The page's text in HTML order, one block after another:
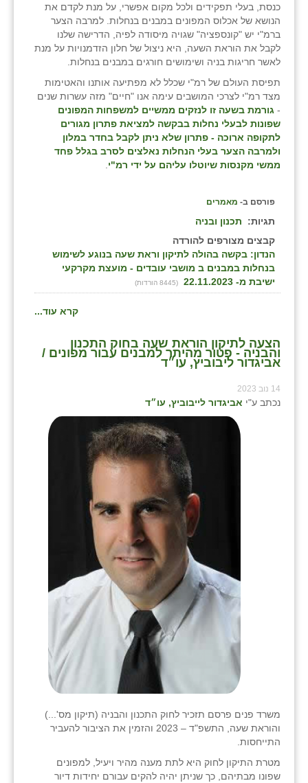
כנסת, בעלי תפקידים ולכל מקום אפשרי, על מנת לקדם את
הנושא של אכלוס המפונים במבנים בנחלות. למרבה הצער
ברמ"י יש "קונספציה" שגויה מיסודה לפיה, הדרישה שלנו
לקבל את הוראת השעה, היא ניצול של חלון הזדמנויות על מנת
לאשר חריגות בניה ושימושים חורגים במבנים בנחלות.
תפיסת העולם של רמ"י שכלל לא מפתיעה אותנו והאטימות
מצד רמ"י לצרכי המושבים עימה אנו "חיים" מזה עשרות שנים
- גורמת בשעה זו לנזקים ממשיים למשפחות המפונים
שפונות לבעלי נחלות בבקשה למציאת פתרון מגורים
לתקופה ארוכה - פתרון שלא ניתן לקבל בחדר במלון
ולמרבה הצער בעלי הנחלות נאלצים לסרב בגלל פחד
ממשי מקנסות שיוטלו עליהם על ידי רמ"י
פורסם ב- מאמרים
תגיות:
תכנון ובניה
קבצים מצורפים להורדה
הנדון: בקשה בהולה לתיקון וראת שעה בנוגע לשימוש
בנחלות במבנים ב מושבי עובדים - מועצת מקרקעי
ישיבת מ- 22.11.2023
(8445 הורדות)
קרא עוד...
הצעה לתיקון הוראת שעה בחוק התכנון
והבניה - פטור מהיתר למבנים עבור מפונים /
אביגדור ליבוביץ, עו״ד
14 נוב 2023
נכתב ע"י אביגדור לייבוביץ, עו״ד
משרד פנים פרסם תזכיר לחוק התכנון והבניה (תיקון מס'...)
והוראת שעה, התשפ"ד – 2023 והזמין את הציבור להעביר
התייחסות.
מטרת התיקון לחוק היא לתת מענה מהיר ויעיל, למפונים
שפונו מבתיהם, כך שניתן יהיה להקים עבורם יחידות דיור